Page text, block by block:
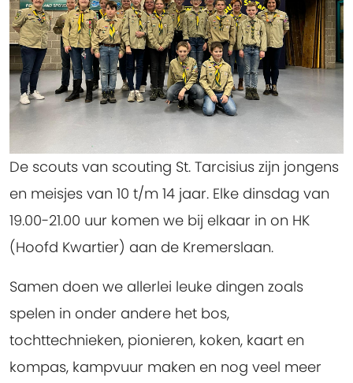
De scouts van scouting St. Tarcisius zijn jongens
en meisjes van 10 t/m 14 jaar. Elke dinsdag van
19.00-21.00 uur komen we bij elkaar in on HK
(Hoofd Kwartier) aan de Kremerslaan.
Samen doen we allerlei leuke dingen zoals
spelen in onder andere het bos,
tochttechnieken, pionieren, koken, kaart en
kompas, kampvuur maken en nog veel meer